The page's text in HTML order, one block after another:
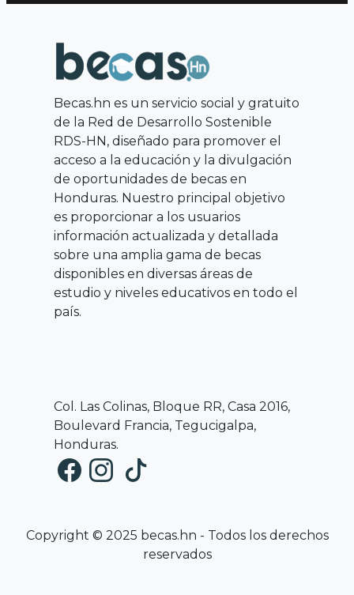
Becas.hn es un servicio social y gratuito
de la Red de Desarrollo Sostenible
RDS-HN, diseñado para promover el
acceso a la educación y la divulgación
de oportunidades de becas en
Honduras. Nuestro principal objetivo
es proporcionar a los usuarios
información actualizada y detallada
sobre una amplia gama de becas
disponibles en diversas áreas de
estudio y niveles educativos en todo el
país.
Col. Las Colinas, Bloque RR, Casa 2016,
Boulevard Francia, Tegucigalpa,
Honduras.
Copyright © 2025 becas.hn - Todos los derechos
reservados